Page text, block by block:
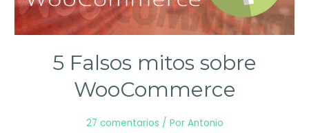
5 Falsos mitos sobre
WooCommerce
27 comentarios / Por Antonio